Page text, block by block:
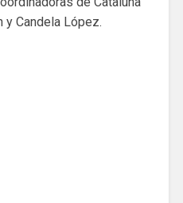
y Candela López.